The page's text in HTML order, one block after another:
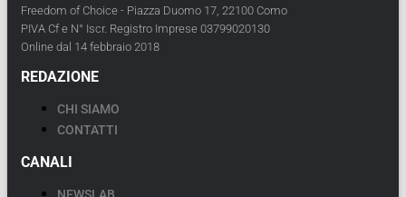
Freedom of Choice - Piazza Duomo 17, 22100 Como
PIVA Cf e N° Iscr. Registro Imprese 03799020130
Online dal 14 febbraio 2018
REDAZIONE
CHI SIAMO
CONTATTI
CANALI
NEWSLAB